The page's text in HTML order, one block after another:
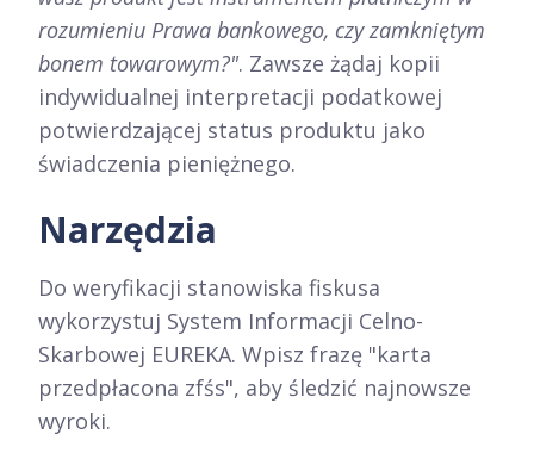
rozumieniu Prawa bankowego, czy zamkniętym
bonem towarowym?". Zawsze żądaj kopii
indywidualnej interpretacji podatkowej
potwierdzającej status produktu jako
świadczenia pieniężnego.
Narzędzia
Do weryfikacji stanowiska fiskusa
wykorzystuj System Informacji Celno-
Skarbowej EUREKA. Wpisz frazę "karta
przedpłacona zfśs", aby śledzić najnowsze
wyroki.